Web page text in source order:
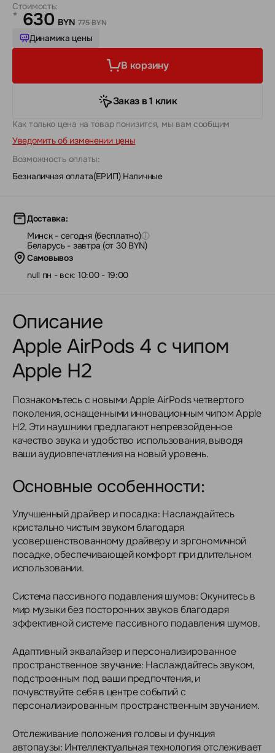
Стоимость:
* 630 BYN 775 BYN
Динамика цены
В корзину
Заказ в 1 клик
Как только цена на товар понизится, мы вам сообщим
Уведомить об изменении цены
Возможность оплаты:
Безналичная оплата(ЕРИП)| Наличные
Доставка:
Минск - сегодня (бесплатно)
Беларусь - завтра (от 30 BYN)
Самовывоз
null пн - вск: 10:00 - 19:00
Описание
Apple AirPods 4 с чипом
Apple H2
Познакомьтесь с новыми Apple AirPods четвертого
поколения, оснащенными инновационным чипом Apple
H2. Эти наушники предлагают непревзойденное
качество звука и удобство использования, выводя
ваши аудиовпечатления на новый уровень.
Основные особенности:
Улучшенный драйвер и посадка: Наслаждайтесь
кристально чистым звуком благодаря
усовершенствованному драйверу и эргономичной
посадке, обеспечивающей комфорт при длительном
использовании.
Система пассивного подавления шумов: Окунитесь в
мир музыки без посторонних звуков благодаря
эффективной системе пассивного подавления шумов.
Адаптивный эквалайзер и персонализированное
пространственное звучание: Наслаждайтесь звуком,
подстроенным под ваши предпочтения, и
почувствуйте себя в центре событий с
персонализированным пространственным звучанием.
Отслеживание положения головы и функция
автопаузы: Интеллектуальная технология отслеживает